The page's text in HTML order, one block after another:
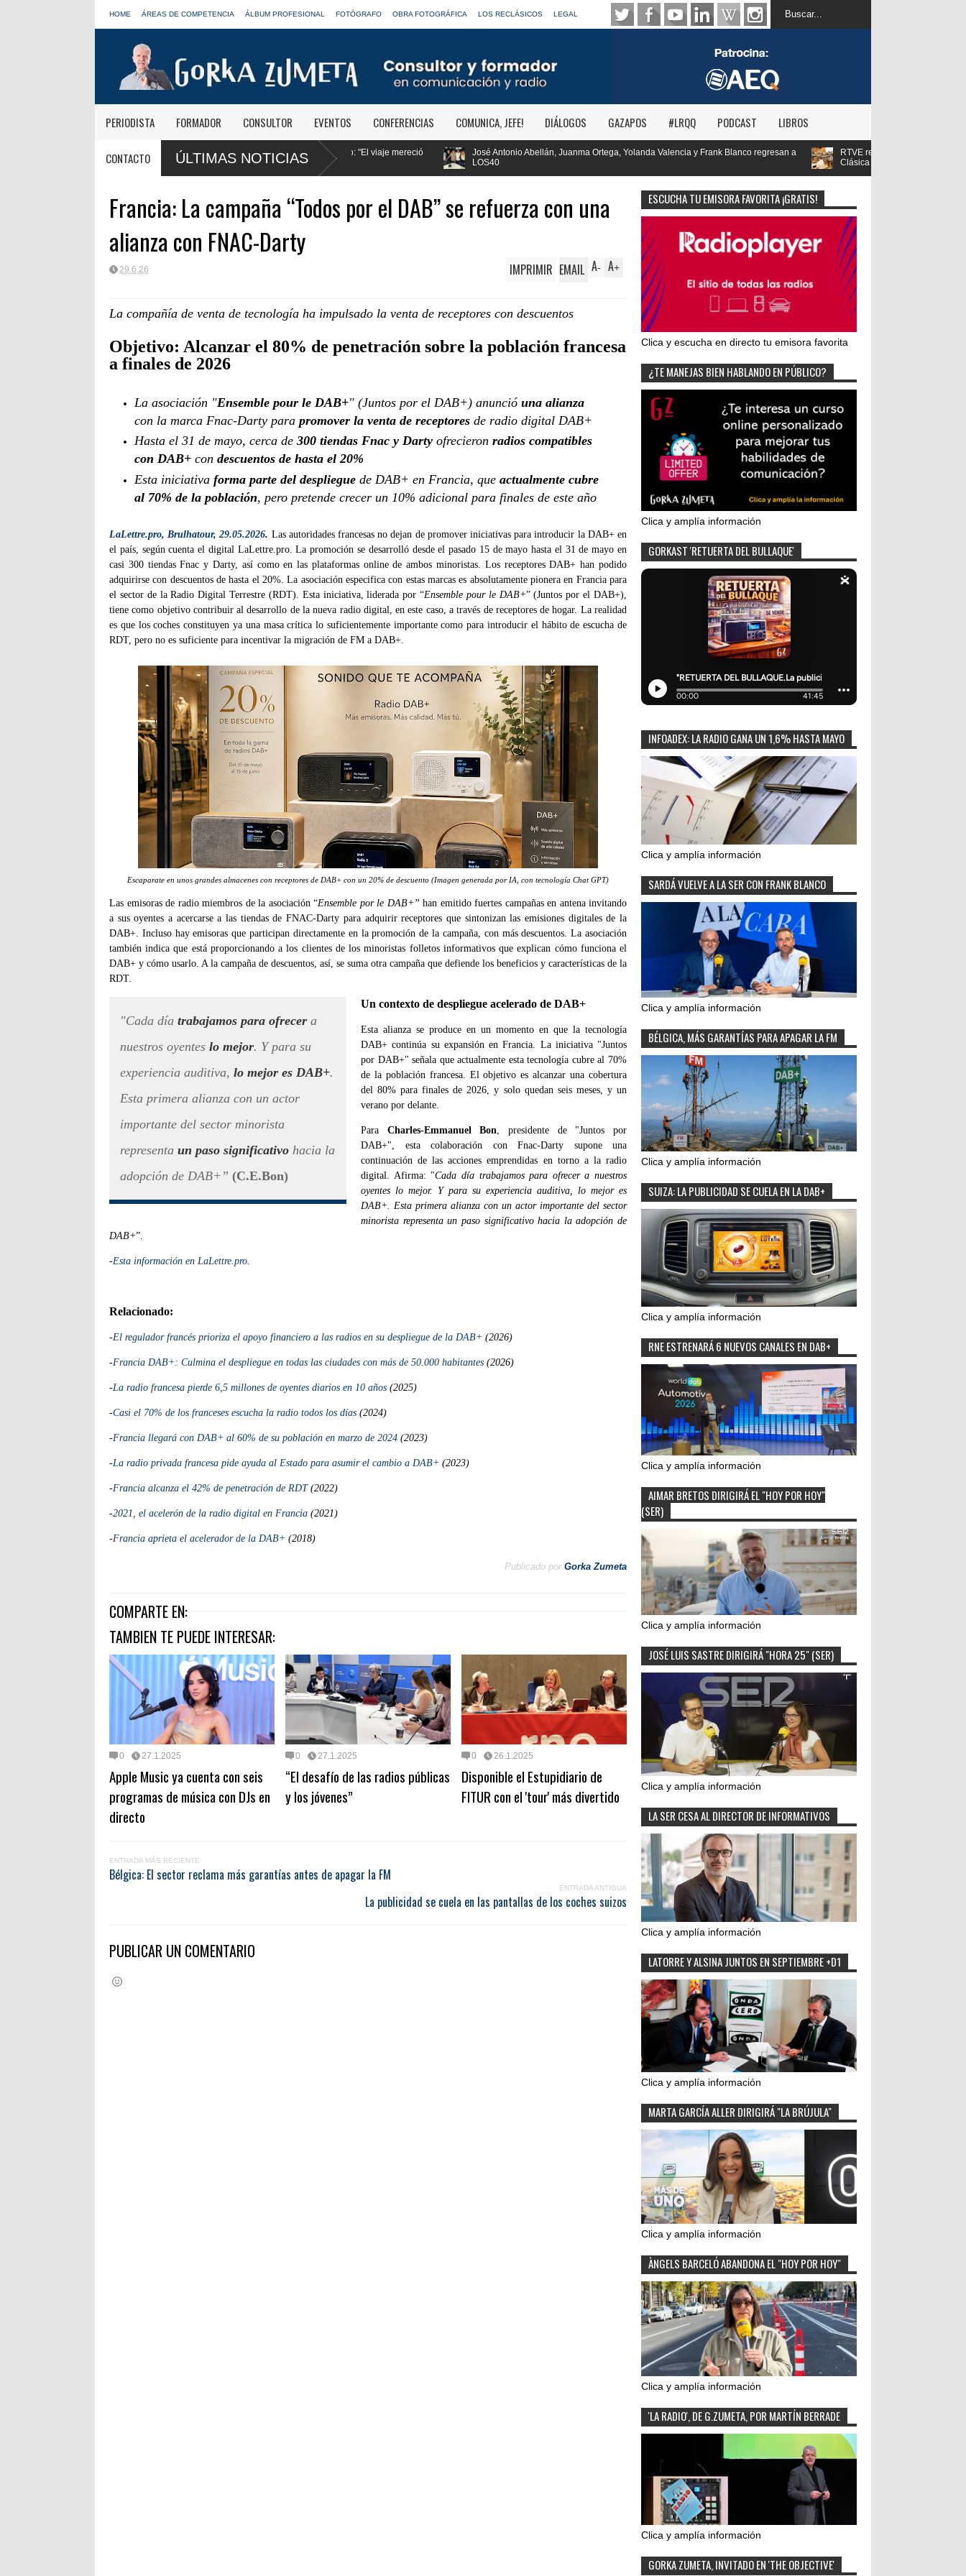
HOME ÁREAS DE COMPETENCIA ÁLBUM PROFESIONAL FOTÓGRAFO OBRA FOTOGRÁFICA LOS RECLÁSICOS LEGAL
PERIODISTA FORMADOR CONSULTOR EVENTOS CONFERENCIAS COMUNICA, JEFE! DIÁLOGOS GAZAPOS #LRQQ PODCAST LIBROS
CONTACTO ÚLTIMAS NOTICIAS
despide de las mañanas informativas de Onda Cero: "El viaje mereció
José Antonio Abellán, Juanma Ortega, Yolanda Valencia y Frank Blanco regresan a
LOS40
RTVE reivindica la transformación digital de RNE y blinda el futuro
Francia: La campaña “Todos por el DAB” se refuerza con una
alianza con FNAC-Darty
29.6.26 A+
A-
IMPRIMIR EMAIL
La compañía de venta de tecnología ha impulsado la venta de receptores con descuentos
Objetivo: Alcanzar el 80% de penetración sobre la población francesa
a finales de 2026
La asociación "Ensemble pour le DAB+" (Juntos por el DAB+) anunció una alianza
con la marca Fnac-Darty para promover la venta de receptores de radio digital DAB+
Hasta el 31 de mayo, cerca de 300 tiendas Fnac y Darty ofrecieron radios compatibles
con DAB+ con descuentos de hasta el 20%
Esta iniciativa forma parte del despliegue de DAB+ en Francia, que actualmente cubre
al 70% de la población, pero pretende crecer un 10% adicional para finales de este año
LaLettre.pro, Brulhatour, 29.05.2026. Las autoridades francesas no dejan de promover iniciativas para introducir la DAB+ en
el país, según cuenta el digital LaLettre.pro. La promoción se desarrolló desde el pasado 15 de mayo hasta el 31 de mayo en
casi 300 tiendas Fnac y Darty, así como en las plataformas online de ambos minoristas. Los receptores DAB+ han podido
adquirirse con descuentos de hasta el 20%. La asociación especifica con estas marcas es absolutamente pionera en Francia para
el sector de la Radio Digital Terrestre (RDT). Esta iniciativa, liderada por “Ensemble pour le DAB+” (Juntos por el DAB+),
tiene como objetivo contribuir al desarrollo de la nueva radio digital, en este caso, a través de receptores de hogar. La realidad
es que los coches constituyen ya una masa crítica lo suficientemente importante como para introducir el hábito de escucha de
RDT, pero no es suficiente para incentivar la migración de FM a DAB+.
Escaparate en unos grandes almacenes con receptores de DAB+ con un 20% de descuento (Imagen generada por IA, con tecnología Chat GPT)
Las emisoras de radio miembros de la asociación “Ensemble por le DAB+” han emitido fuertes campañas en antena invitando
a sus oyentes a acercarse a las tiendas de FNAC-Darty para adquirir receptores que sintonizan las emisiones digitales de la
DAB+. Incluso hay emisoras que participan directamente en la promoción de la campaña, con más descuentos. La asociación
también indica que está proporcionando a los clientes de los minoristas folletos informativos que explican cómo funciona el
DAB+ y cómo usarlo. A la campaña de descuentos, así, se suma otra campaña que defiende los beneficios y características de la
RDT.
"Cada día trabajamos para ofrecer a
nuestros oyentes lo mejor. Y para su
experiencia auditiva, lo mejor es DAB+.
Esta primera alianza con un actor
importante del sector minorista
representa un paso significativo hacia la
adopción de DAB+” (C.E.Bon)
Un contexto de despliegue acelerado de DAB+
Esta alianza se produce en un momento en que la tecnología
DAB+ continúa su expansión en Francia. La iniciativa "Juntos
por DAB+" señala que actualmente esta tecnología cubre al 70%
de la población francesa. El objetivo es alcanzar una cobertura
del 80% para finales de 2026, y solo quedan seis meses, y un
verano por delante.
Para Charles-Emmanuel Bon , presidente de "Juntos por
DAB+", esta colaboración con Fnac-Darty supone una
continuación de las acciones emprendidas en torno a la radio
digital. Afirma: "Cada día trabajamos para ofrecer a nuestros
oyentes lo mejor. Y para su experiencia auditiva, lo mejor es
DAB+. Esta primera alianza con un actor importante del sector
minorista representa un paso significativo hacia la adopción de
DAB+”.
-Esta información en LaLettre.pro
Relacionado:
-El regulador francés prioriza el apoyo financiero a las radios en su despliegue de la DAB+ (2026)
-Francia DAB+: Culmina el despliegue en todas las ciudades con más de 50.000 habitantes (2026)
-La radio francesa pierde 6,5 millones de oyentes diarios en 10 años (2025)
-Casi el 70% de los franceses escucha la radio todos los días (2024)
-Francia llegará con DAB+ al 60% de su población en marzo de 2024 (2023)
-La radio privada francesa pide ayuda al Estado para asumir el cambio a DAB+ (2023)
-Francia alcanza el 42% de penetración de RDT(2022)
-2021, el acelerón de la radio digital en Francia (2021)
-Francia aprieta el acelerador de la DAB+ (2018)
Publicado por Gorka Zumeta
COMPARTE EN:
TAMBIEN TE PUEDE INTERESAR:
0 27.1.2025
Apple Music ya cuenta con seis
programas de música con DJs en
directo
0 27.1.2025
“El desafío de las radios públicas
y los jóvenes”
0 26.1.2025
Disponible el Estupidiario de
FITUR con el 'tour' más divertido
ENTRADA MÁS RECIENTE
Bélgica: El sector reclama más garantías antes de apagar la FM
ENTRADA ANTIGUA
La publicidad se cuela en las pantallas de los coches suizos
PUBLICAR UN COMENTARIO
ESCUCHA TU EMISORA FAVORITA ¡GRATIS!
Clica y escucha en directo tu emisora favorita
¿TE MANEJAS BIEN HABLANDO EN PÚBLICO?
Clica y amplía información
GORKAST 'RETUERTA DEL BULLAQUE'
INFOADEX: LA RADIO GANA UN 1,6% HASTA MAYO
Clica y amplía información
SARDÁ VUELVE A LA SER CON FRANK BLANCO
Clica y amplía información
BÉLGICA, MÁS GARANTÍAS PARA APAGAR LA FM
Clica y amplía información
SUIZA: LA PUBLICIDAD SE CUELA EN LA DAB+
Clica y amplía información
RNE ESTRENARÁ 6 NUEVOS CANALES EN DAB+
Clica y amplía información
AIMAR BRETOS DIRIGIRÁ EL "HOY POR HOY"
(SER)
Clica y amplía información
JOSÉ LUIS SASTRE DIRIGIRÁ "HORA 25" (SER)
Clica y amplía información
LA SER CESA AL DIRECTOR DE INFORMATIVOS
Clica y amplía información
LATORRE Y ALSINA JUNTOS EN SEPTIEMBRE +D1
Clica y amplía información
MARTA GARCÍA ALLER DIRIGIRÁ "LA BRÚJULA"
Clica y amplía información
ÀNGELS BARCELÓ ABANDONA EL "HOY POR HOY"
Clica y amplía información
'LA RADIO', DE G.ZUMETA, POR MARTÍN BERRADE
Clica y amplía información
GORKA ZUMETA, INVITADO EN 'THE OBJECTIVE'